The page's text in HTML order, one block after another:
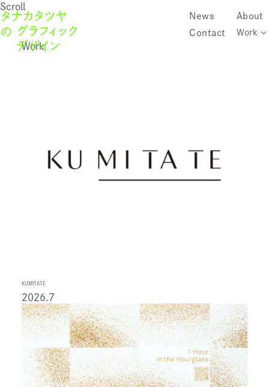
News
About
Contact
Work
Scroll
Work
KUMITATE
2026.7